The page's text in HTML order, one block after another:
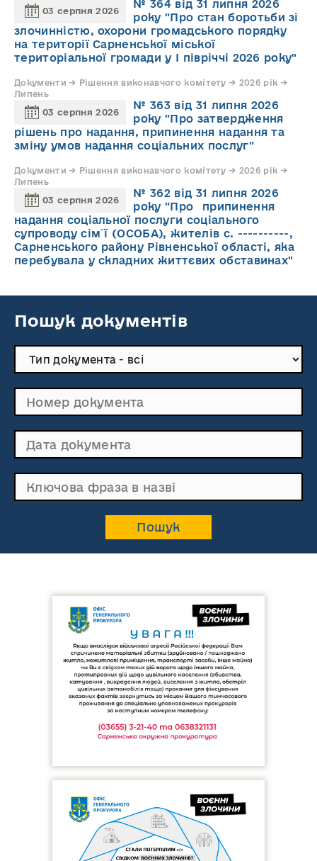
03 серпня 2026
№ 364 від 31 липня 2026
року "Про стан боротьби зі
злочинністю, охорони громадського порядку
на території Сарненської міської
територіальної громади у І півріччі 2026 року"
Документи → Рішення виконавчого комітету → 2026 рік →
Липень
03 серпня 2026
№ 363 від 31 липня 2026
року "Про затвердження
рішень про надання, припинення надання та
зміну умов надання соціальних послуг"
Документи → Рішення виконавчого комітету → 2026 рік →
Липень
03 серпня 2026
№ 362 від 31 липня 2026
року "Про припинення
надання соціальної послуги соціального
супроводу cім`ї (ОСОБА), жителів с. ----------,
Сарненського району Рівненської області, яка
перебувала у складних життєвих обставинах"
Пошук документів